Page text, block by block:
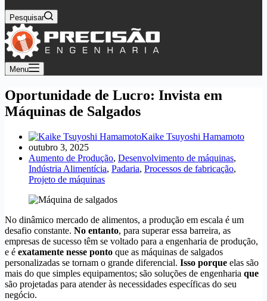
Pesquisar
Menu
Oportunidade de Lucro: Invista em
Máquinas de Salgados
Kaike Tsuyoshi Hamamoto
outubro 3, 2025
Aumento de Produção, Desenvolvimento de máquinas,
Indústria Alimentícia, Padaria, Processos de fabricação,
Projeto de máquinas
No dinâmico mercado de alimentos, a produção em escala é um
desafio constante. No entanto, para superar essa barreira, as
empresas de sucesso têm se voltado para a engenharia de produção,
e é exatamente nesse ponto que as máquinas de salgados
personalizadas se tornam o grande diferencial. Isso porque elas são
mais do que simples equipamentos; são soluções de engenharia que
são projetadas para atender às necessidades específicas do seu
negócio.